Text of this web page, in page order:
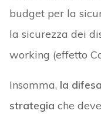
budget per la
la sicurezza dei
working (effetto
Insomma, la
strategia che